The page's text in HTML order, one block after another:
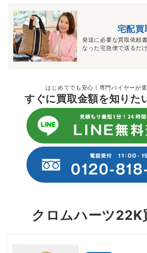
宅配買
発送に必要な買取依頼
なった宅急便で送るだ
はじめてでも安心！専門バイヤーが査
すぐに買取金額を知りた
クロムハーツ22K